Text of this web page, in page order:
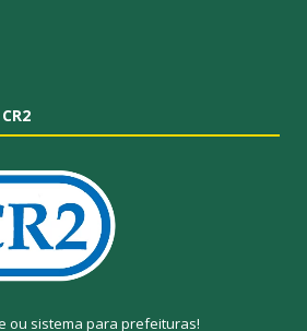
ou sistema para prefeituras!